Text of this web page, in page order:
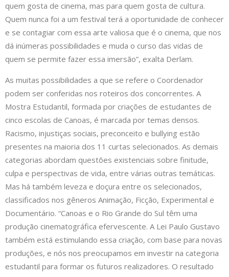
quem gosta de cinema, mas para quem gosta de cultura.
Quem nunca foi a um festival terá a oportunidade de conhecer
e se contagiar com essa arte valiosa que é o cinema, que nos
dá inúmeras possibilidades e muda o curso das vidas de
quem se permite fazer essa imersão”, exalta Derlam.
As muitas possibilidades a que se refere o Coordenador
podem ser conferidas nos roteiros dos concorrentes. A
Mostra Estudantil, formada por criações de estudantes de
cinco escolas de Canoas, é marcada por temas densos.
Racismo, injustiças sociais, preconceito e bullying estão
presentes na maioria dos 11 curtas selecionados. As demais
categorias abordam questões existenciais sobre finitude,
culpa e perspectivas de vida, entre várias outras temáticas.
Mas há também leveza e doçura entre os selecionados,
classificados nos gêneros Animação, Ficção, Experimental e
Documentário. “Canoas e o Rio Grande do Sul têm uma
produção cinematográfica efervescente. A Lei Paulo Gustavo
também está estimulando essa criação, com base para novas
produções, e nós nos preocupamos em investir na categoria
estudantil para formar os futuros realizadores. O resultado